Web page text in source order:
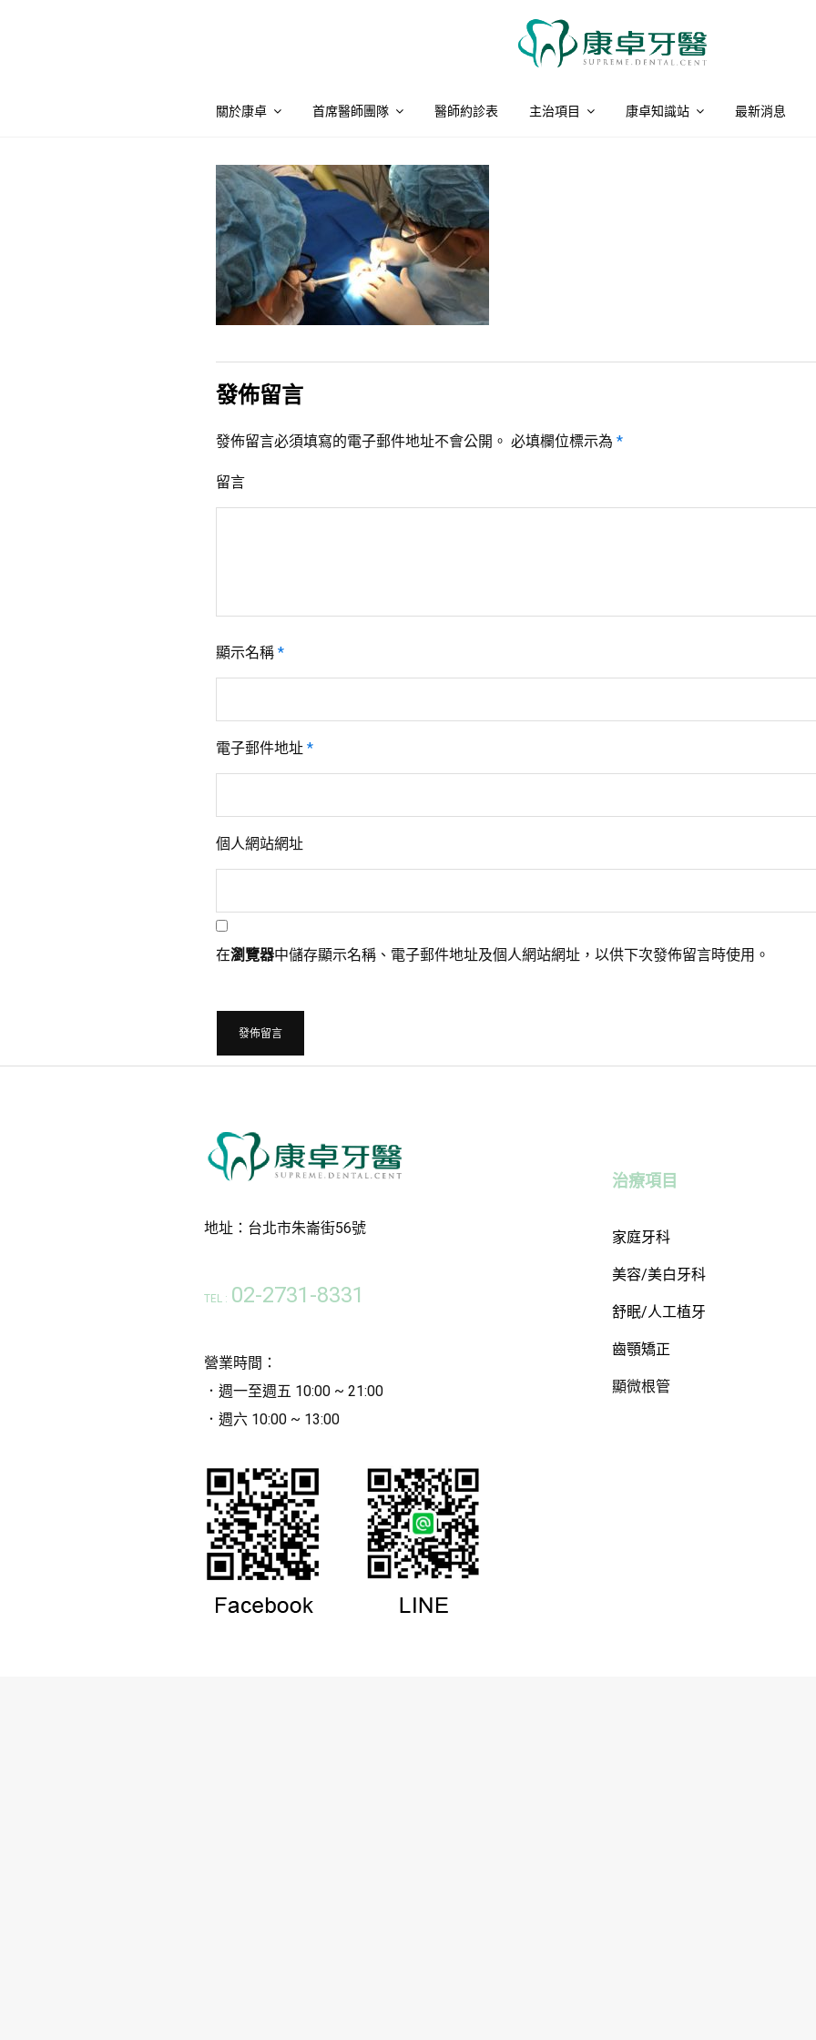
關於康卓 首席醫師團隊 醫師約診表 主治項目 康卓知識站 最新消息
發佈留言
發佈留言必須填寫的電子郵件地址不會公開。 必填欄位標示為 *
留言
顯示名稱 *
電子郵件地址 *
個人網站網址
在瀏覽器中儲存顯示名稱、電子郵件地址及個人網站網址，以供下次發佈留言時使用。
地址：台北市朱崙街56號
TEL : 02-2731-8331
營業時間：
．週一至週五 10:00 ~ 21:00
．週六 10:00 ~ 13:00
治療項目
家庭牙科
美容/美白牙科
舒眠/人工植牙
齒顎矯正
顯微根管